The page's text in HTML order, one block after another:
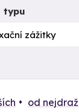
typu
od